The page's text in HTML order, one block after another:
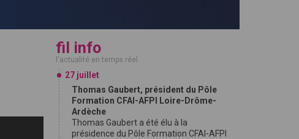
fil info
l'actualité en temps réel
27 juillet
Thomas Gaubert, président du Pôle
Formation CFAI-AFPI Loire-Drôme-
Ardèche
Thomas Gaubert a été élu à la
présidence du Pôle Formation CFAI-AFPI